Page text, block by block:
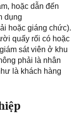
hoặc dẫn đến
dụng
hoặc giáng chức).
quấy rối có hoặc
sát viên ở khu
phải là nhân
là khách hàng